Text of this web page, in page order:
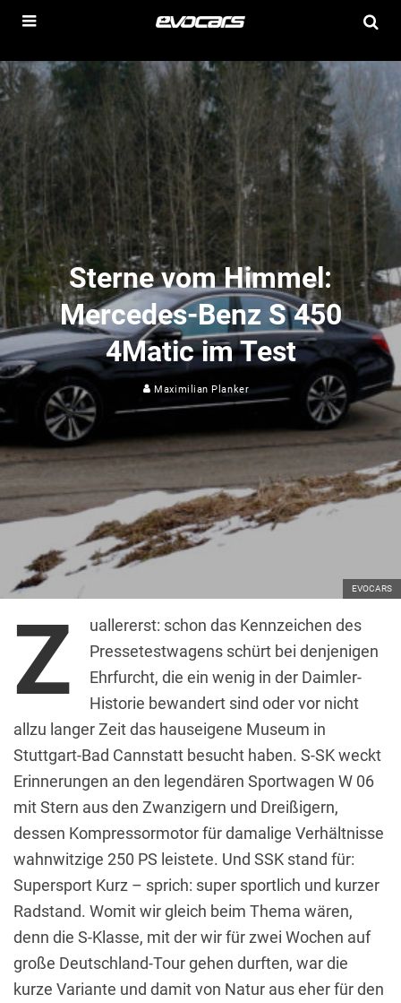
EVOCARS
Sterne vom Himmel:
Mercedes-Benz S 450
4Matic im Test
Maximilian Planker
Z
uallererst: schon das Kennzeichen des
Pressetestwagens schürt bei denjenigen
Ehrfurcht, die ein wenig in der Daimler-
Historie bewandert sind oder vor nicht
allzu langer Zeit das hauseigene Museum in
Stuttgart-Bad Cannstatt besucht haben. S-SK weckt
Erinnerungen an den legendären Sportwagen W 06
mit Stern aus den Zwanzigern und Dreißigern,
dessen Kompressormotor für damalige Verhältnisse
wahnwitzige 250 PS leistete. Und SSK stand für:
Supersport Kurz – sprich: super sportlich und kurzer
Radstand. Womit wir gleich beim Thema wären,
denn die S-Klasse, mit der wir für zwei Wochen auf
große Deutschland-Tour gehen durften, war die
kurze Variante und damit von Natur aus eher für den